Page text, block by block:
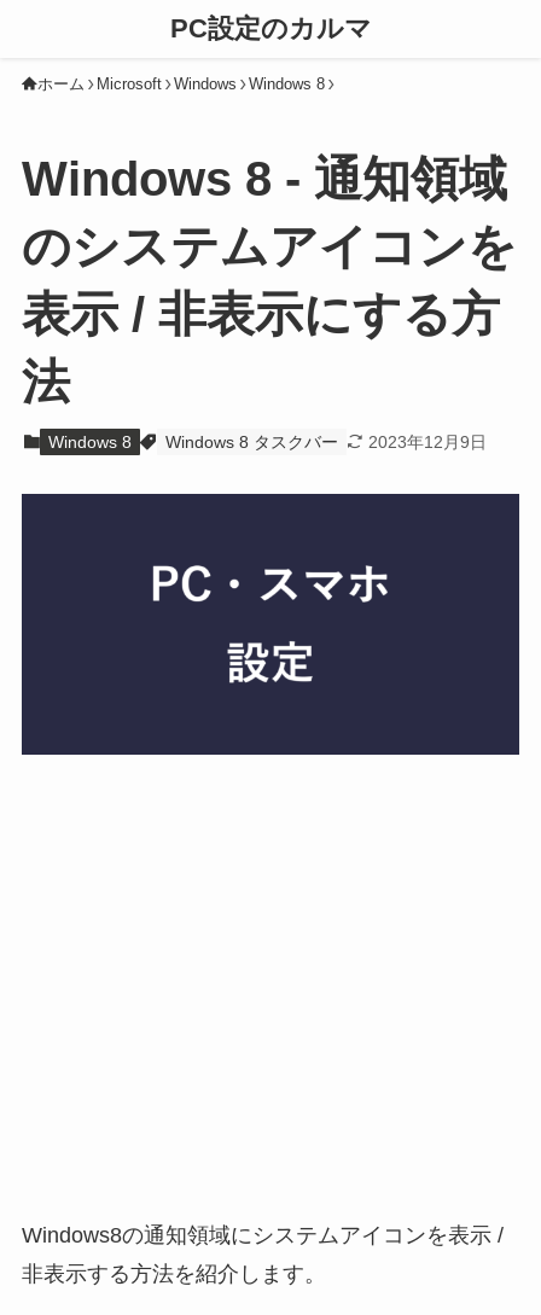
PC設定のカルマ
ホーム Microsoft Windows Windows 8
Windows 8 - 通知領域
のシステムアイコンを
表示 / 非表示にする方
法
Windows 8 Windows 8 タスクバー 2023年12月9日
Windows8の通知領域にシステムアイコンを表示 /
非表示する方法を紹介します。